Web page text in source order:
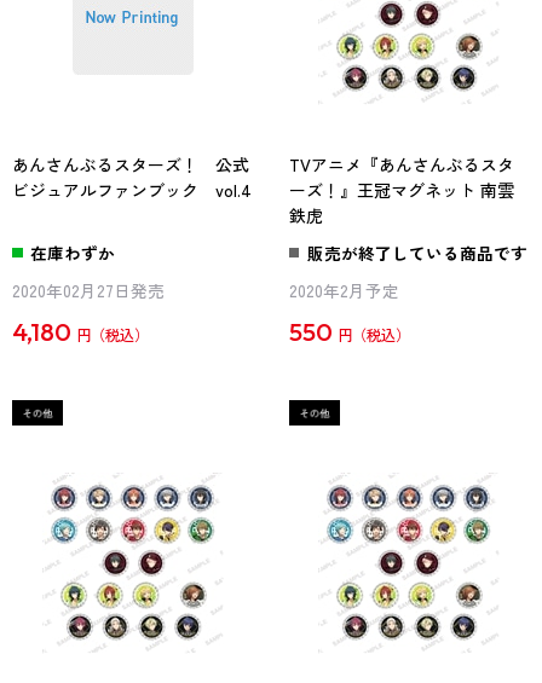
あんさんぶるスターズ！ 公式
ビジュアルファンブック vol.4
在庫わずか
2020年02月27日発売
4,180 円
TVアニメ『あんさんぶるスタ
ーズ！』王冠マグネット 南雲
鉄虎
販売が終了している商品です
2020年2月予定
550 円